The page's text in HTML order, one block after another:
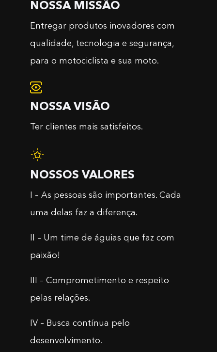
NOSSA MISSÃO
Entregar produtos inovadores com
qualidade, tecnologia e segurança,
para o motociclista e sua moto.
NOSSA VISÃO
Ter clientes mais satisfeitos.
NOSSOS VALORES
I – As pessoas são importantes. Cada
uma delas faz a diferença.
II – Um time de águias que faz com
paixão!
III – Comprometimento e respeito
pelas relações.
IV – Busca contínua pelo
desenvolvimento.